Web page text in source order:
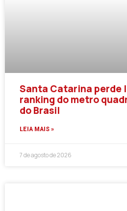
Santa Catarina perde
ranking do metro
do Brasil
LEIA MAIS »
7 de agosto de 2026